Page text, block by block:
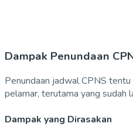
Dampak Penundaan
Penundaan jadwal CPNS
pelamar, terutama yang sudah
Dampak yang Dirasakan